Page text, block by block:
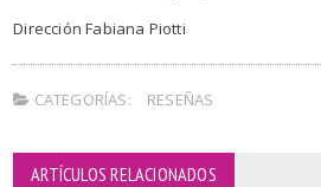
Dirección Fabiana Piotti
CATEGORÍAS: RESEÑAS
ARTÍCULOS RELACIONADOS